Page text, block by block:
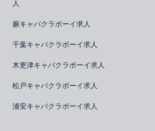
人
蕨キャバクラボーイ求人
千葉キャバクラボーイ求人
木更津キャバクラボーイ求人
松戸キャバクラボーイ求人
浦安キャバクラボーイ求人